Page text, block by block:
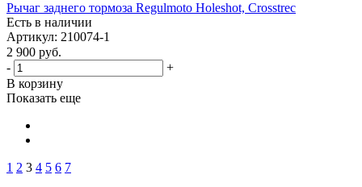
Рычаг заднего тормоза Regulmoto Holeshot, Crosstrec
Есть в наличии
Артикул: 210074-1
2 900 руб.
-
+
В корзину
Показать еще
1 2 3 4 5 6 7